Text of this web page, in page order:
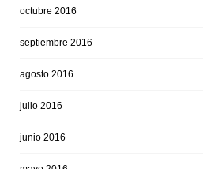
octubre 2016
septiembre 2016
agosto 2016
julio 2016
junio 2016